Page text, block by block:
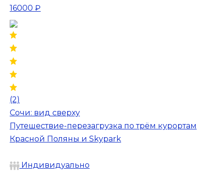
16000 ₽
(2)
Сочи: вид сверху
Путешествие-перезагрузка по трём курортам
Красной Поляны и Skypark
Индивидуально